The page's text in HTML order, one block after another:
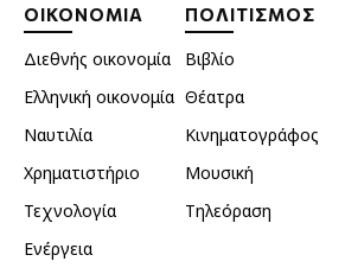
ΟΙΚΟΝΟΜΙΑ
Διεθνής οικονομία
Ελληνική οικονομία
Ναυτιλία
Χρηματιστήριο
Τεχνολογία
Ενέργεια
ΠΟΛΙΤΙΣΜΟΣ
Βιβλίο
Θέατρα
Κινηματογράφος
Μουσική
Τηλεόραση